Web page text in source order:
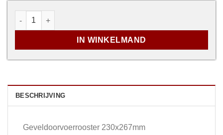
Geveldoorvoerrooster Zwart - 230x267mm - Ø180 aantal
IN WINKELMAND
BESCHRIJVING
Geveldoorvoerrooster 230x267mm